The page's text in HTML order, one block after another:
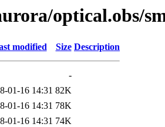
optical.obs/
modified Size Description
-
01-16 14:31 82K
01-16 14:31 78K
01-16 14:31 74K